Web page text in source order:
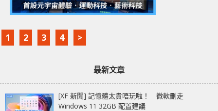
1 2 3 4 >
最新文章
[XF 新聞] 記憶體太貴唔玩啦！ 微軟刪走
Windows 11 32GB 配置建議